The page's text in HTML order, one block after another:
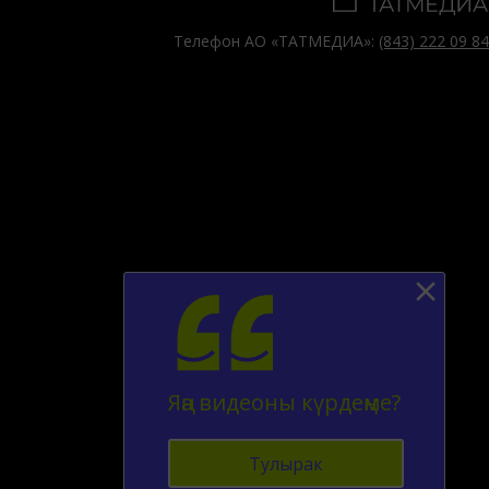
Телефон АО «ТАТМЕДИА»: (843) 222 09 84
Яңа видеоны күрдеңме?
Тулырак